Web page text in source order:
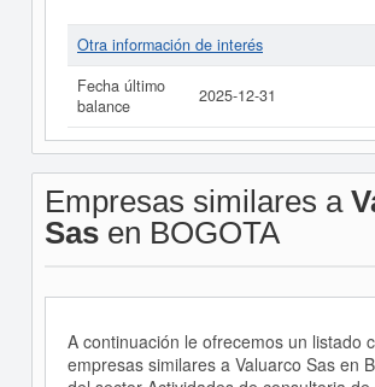
Otra información de interés
Fecha último
balance
2025-12-31
Empresas similares a
Sasen BOGOTA
A continuación le ofrecemos un listado
empresas similares a Valuarco Sas en